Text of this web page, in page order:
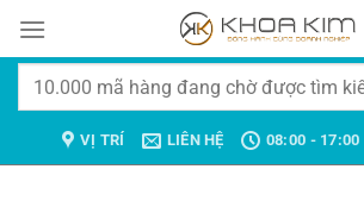
đến
Tìm
VỊ TRÍ LIÊN HỆ 08:00 - 17:00